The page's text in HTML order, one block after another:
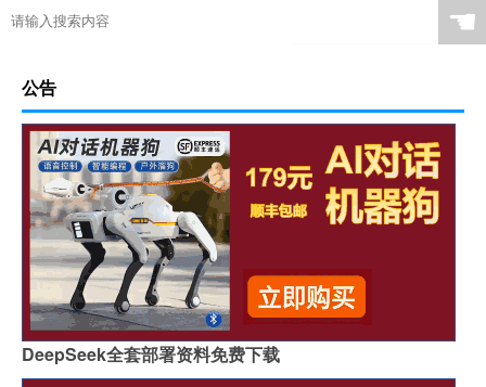
☚
公告
DeepSeek全套部署资料免费下载